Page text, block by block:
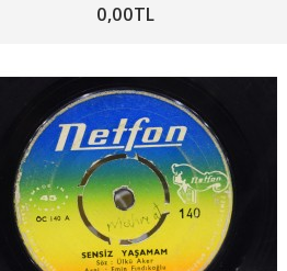
0,00TL